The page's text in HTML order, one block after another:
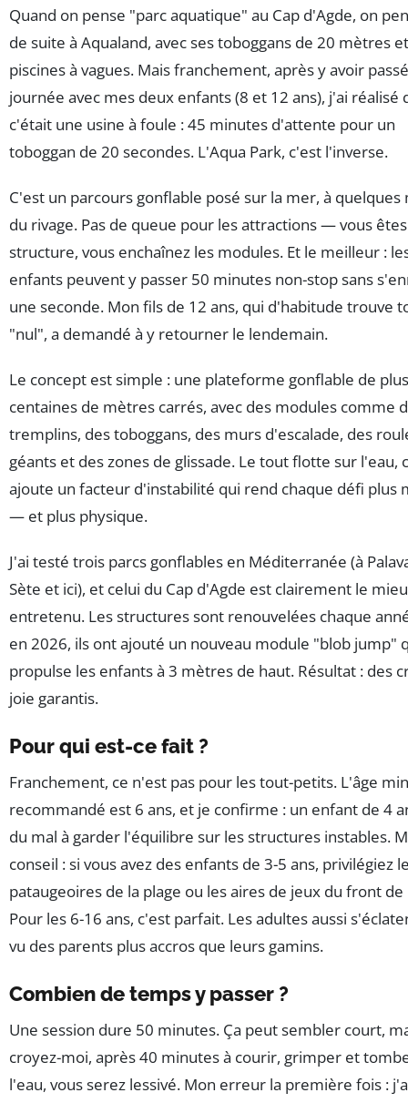
Quand on pense "parc aquatique" au Cap d'Agde, on
de suite à Aqualand, avec ses toboggans de 20 mètres
piscines à vagues. Mais franchement, après y avoir
journée avec mes deux enfants (8 et 12 ans), j'ai réalisé
c'était une usine à foule : 45 minutes d'attente pour un
toboggan de 20 secondes. L'Aqua Park, c'est l'inverse.
C'est un parcours gonflable posé sur la mer, à quelques
du rivage. Pas de queue pour les attractions — vous
structure, vous enchaînez les modules. Et le meilleur :
enfants peuvent y passer 50 minutes non-stop sans
une seconde. Mon fils de 12 ans, qui d'habitude trouve
"nul", a demandé à y retourner le lendemain.
Le concept est simple : une plateforme gonflable de
centaines de mètres carrés, avec des modules comme
tremplins, des toboggans, des murs d'escalade, des
géants et des zones de glissade. Le tout flotte sur l'eau,
ajoute un facteur d'instabilité qui rend chaque défi plus
— et plus physique.
J'ai testé trois parcs gonflables en Méditerranée (à
Sète et ici), et celui du Cap d'Agde est clairement le
entretenu. Les structures sont renouvelées chaque
en 2026, ils ont ajouté un nouveau module "blob jump"
propulse les enfants à 3 mètres de haut. Résultat : des
joie garantis.
Pour qui est-ce fait ?
Franchement, ce n'est pas pour les tout-petits. L'âge
recommandé est 6 ans, et je confirme : un enfant de 4
du mal à garder l'équilibre sur les structures instables.
conseil : si vous avez des enfants de 3-5 ans, privilégiez
pataugeoires de la plage ou les aires de jeux du front
Pour les 6-16 ans, c'est parfait. Les adultes aussi
vu des parents plus accros que leurs gamins.
Combien de temps y passer ?
Une session dure 50 minutes. Ça peut sembler court,
croyez-moi, après 40 minutes à courir, grimper et
l'eau, vous serez lessivé. Mon erreur la première fois :